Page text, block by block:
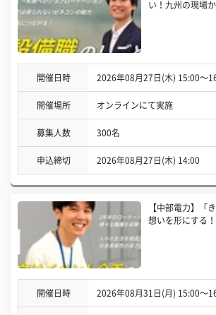
い！九州の現場
開催日時 2026年08月27日(木) 15:00〜
開催場所 オンラインにて実施
募集人数 300名
申込締切 2026年08月27日(木) 14:00
【中部電力】「
想いを形にする
開催日時 2026年08月31日(月) 15:00〜